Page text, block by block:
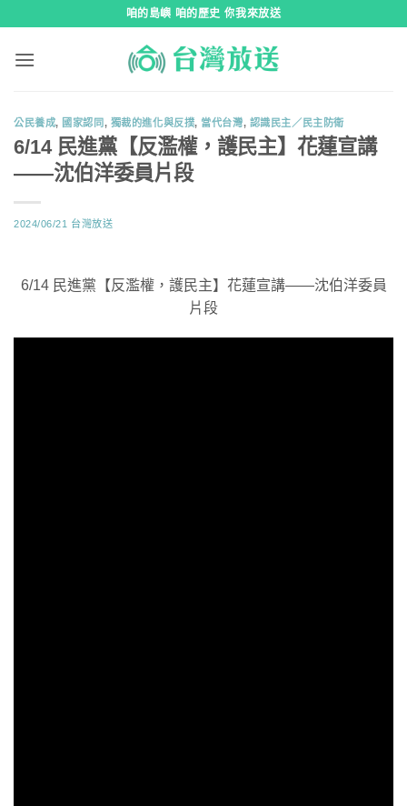
咱的島嶼 咱的歷史 你我來放送
公民養成, 國家認同, 獨裁的進化與反撲, 當代台灣, 認識民主／民主防衛
6/14 民進黨【反濫權，護民主】花蓮宣講
——沈伯洋委員片段
2024/06/21 台灣放送
6/14 民進黨【反濫權，護民主】花蓮宣講——沈伯洋委員
片段